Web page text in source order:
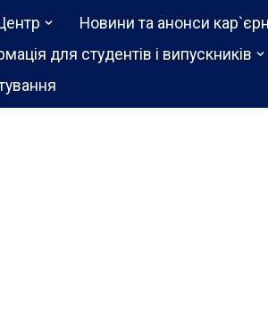
Новини та анонси
для студентів і випускників